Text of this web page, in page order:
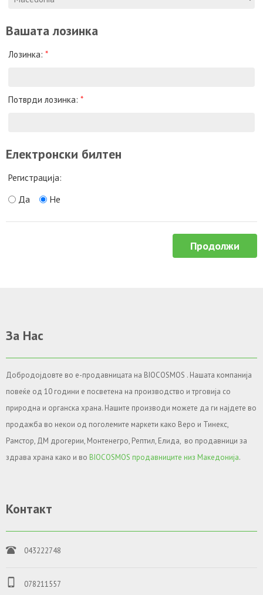
Вашата лозинка
Лозинка: *
Потврди лозинка: *
Електронски билтен
Регистрација:
Да Не
Продолжи
За Нас
Добродојдовте во е-продавницата на BIOCOSMOS . Нашата компанија
повеќе од 10 години е посветена на производство и трговија со
природна и органска храна. Нашите производи можете да ги најдете во
продажба во некои од поголемите маркети како Веро и Тинекс,
Рамстор, ДМ дрогерии, Монтенегро, Рептил, Елида, во продавници за
здрава храна како и во BIOCOSMOS продавниците низ Македонија.
Контакт
043222748
078211557